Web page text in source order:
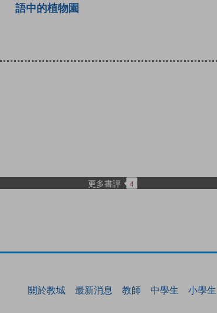
語中的植物園
更多書評 4
關於教城 最新消息 教師 中學生 小學生